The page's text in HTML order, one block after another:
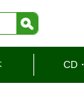
CD